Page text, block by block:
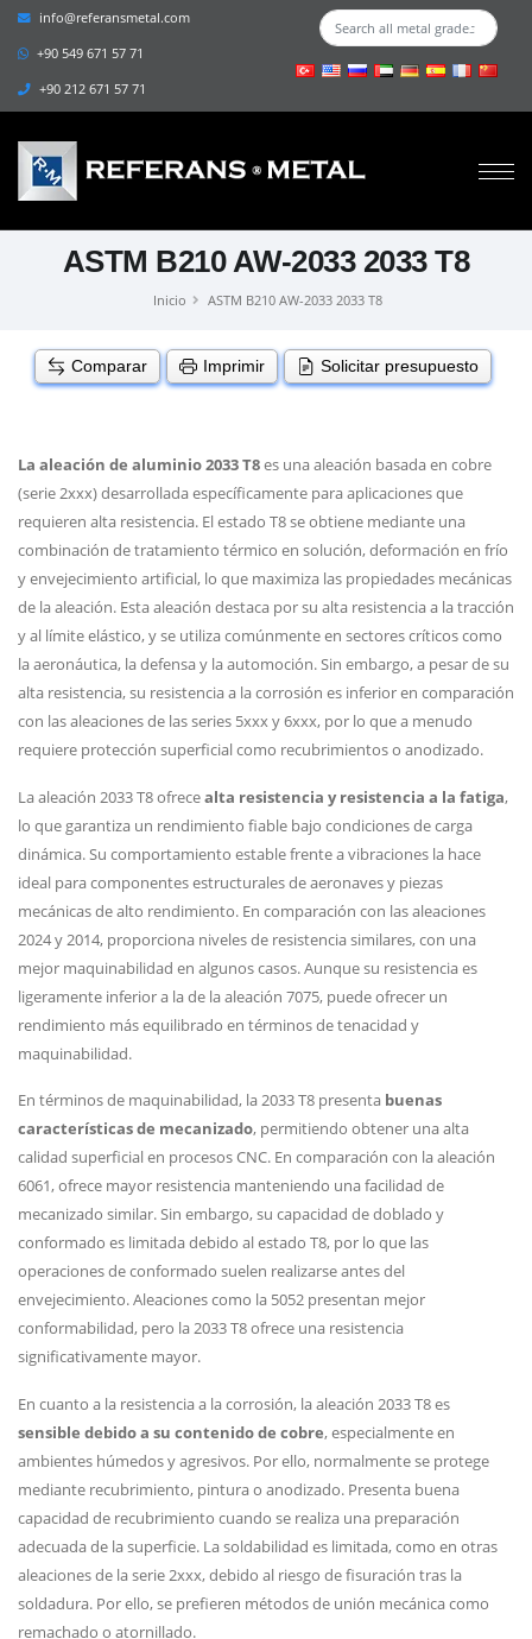
info@referansmetal.com
+90 549 671 57 71
+90 212 671 57 71
ASTM B210 AW-2033 2033 T8
Inicio ASTM B210 AW-2033 2033 T8
Comparar Imprimir Solicitar presupuesto
La aleación de aluminio 2033 T8es una aleación basada en cobre
(serie 2xxx) desarrollada específicamente para aplicaciones que
requieren alta resistencia. El estado T8 se obtiene mediante una
combinación de tratamiento térmico en solución, deformación en frío
y envejecimiento artificial, lo que maximiza las propiedades mecánicas
de la aleación. Esta aleación destaca por su alta resistencia a la tracción
y al límite elástico, y se utiliza comúnmente en sectores críticos como
la aeronáutica, la defensa y la automoción. Sin embargo, a pesar de su
alta resistencia, su resistencia a la corrosión es inferior en comparación
con las aleaciones de las series 5xxx y 6xxx, por lo que a menudo
requiere protección superficial como recubrimientos o anodizado.
La aleación 2033 T8 ofrecealta resistencia y resistencia a la fatiga,
lo que garantiza un rendimiento fiable bajo condiciones de carga
dinámica. Su comportamiento estable frente a vibraciones la hace
ideal para componentes estructurales de aeronaves y piezas
mecánicas de alto rendimiento. En comparación con las aleaciones
2024 y 2014, proporciona niveles de resistencia similares, con una
mejor maquinabilidad en algunos casos. Aunque su resistencia es
ligeramente inferior a la de la aleación 7075, puede ofrecer un
rendimiento más equilibrado en términos de tenacidad y
maquinabilidad.
En términos de maquinabilidad, la 2033 T8 presenta buenas
características de mecanizado, permitiendo obtener una alta
calidad superficial en procesos CNC. En comparación con la aleación
6061, ofrece mayor resistencia manteniendo una facilidad de
mecanizado similar. Sin embargo, su capacidad de doblado y
conformado es limitada debido al estado T8, por lo que las
operaciones de conformado suelen realizarse antes del
envejecimiento. Aleaciones como la 5052 presentan mejor
conformabilidad, pero la 2033 T8 ofrece una resistencia
significativamente mayor.
En cuanto a la resistencia a la corrosión, la aleación 2033 T8 es
sensible debido a su contenido de cobre, especialmente en
ambientes húmedos y agresivos. Por ello, normalmente se protege
mediante recubrimiento, pintura o anodizado. Presenta buena
capacidad de recubrimiento cuando se realiza una preparación
adecuada de la superficie. La soldabilidad es limitada, como en otras
aleaciones de la serie 2xxx, debido al riesgo de fisuración tras la
soldadura. Por ello, se prefieren métodos de unión mecánica como
remachado o atornillado.